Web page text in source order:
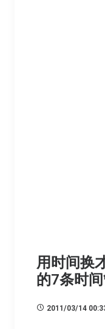
用时间换
的7条时
2011/03/14